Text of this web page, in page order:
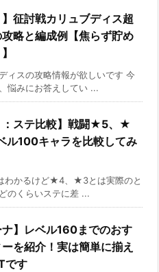
】征討戦カリュブディス超
略と編成例【焦らず貯め
ィスの攻略情報が欲しいです 今
悩みにお答えしてい ...
：ステ比較】戦闘★5、★
100キャラを比較してみ
わかるけど★4、★3とは実際のと
のくらいステに差 ...
ナ】レベル160までのおす
を紹介！実は簡単に揃え
です